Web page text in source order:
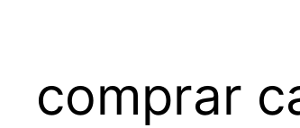
comprar